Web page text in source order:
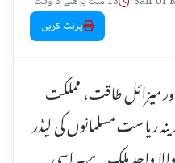
پرنٹ کریں
میزائل طاقت، مملکت
ریاست مسلمانوں کی لیڈر
واحد ملک ہے۔ اسی